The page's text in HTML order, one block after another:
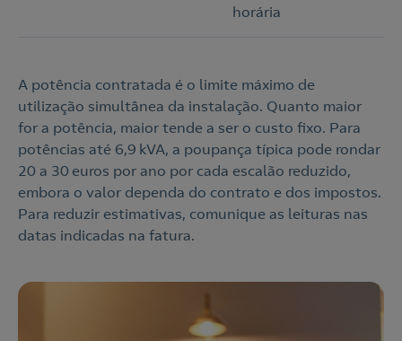
o
Contacte-nos
horária
A potência contratada é o limite máximo de
utilização simultânea da instalação. Quanto maior
for a potência, maior tende a ser o custo fixo. Para
potências até 6,9 kVA, a poupança típica pode rondar
20 a 30 euros por ano por cada escalão reduzido,
embora o valor dependa do contrato e dos impostos.
Para reduzir estimativas, comunique as leituras nas
datas indicadas na fatura.